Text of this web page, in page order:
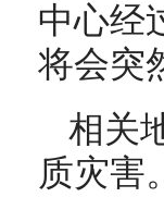
中心经
将会突
相关
质灾害。